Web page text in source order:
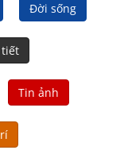
Đời sống
Tin ảnh